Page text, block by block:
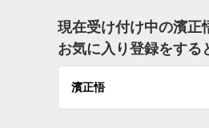
現在受け付け中の濱正
お気に入り登録をする
濱正悟